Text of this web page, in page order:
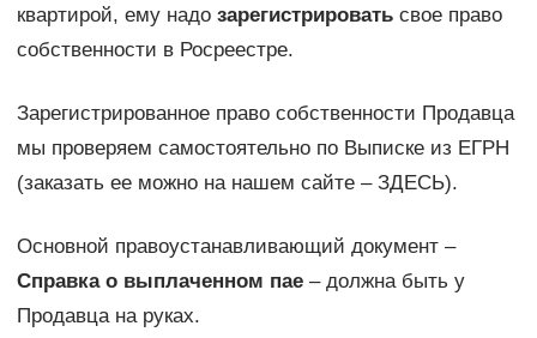
квартирой, ему надо зарегистрироватьсвое право
собственности в Росреестре.
Зарегистрированное право собственности Продавца
мы проверяем самостоятельно по Выписке из ЕГРН
(заказать ее можно на нашем сайте – ЗДЕСЬ).
Основной правоустанавливающий документ –
Справка о выплаченном пае– должна быть у
Продавца на руках.